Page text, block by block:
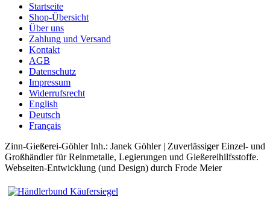
Startseite
Shop-Übersicht
Über uns
Zahlung und Versand
Kontakt
AGB
Datenschutz
Impressum
Widerrufsrecht
English
Deutsch
Français
Zinn-Gießerei-Göhler Inh.: Janek Göhler | Zuverlässiger Einzel- und
Großhändler für Reinmetalle, Legierungen und Gießereihilfsstoffe.
Webseiten-Entwicklung (und Design) durch Frode Meier